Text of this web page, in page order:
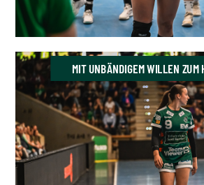
MIT UNBÄNDIGEM WILLEN ZUM